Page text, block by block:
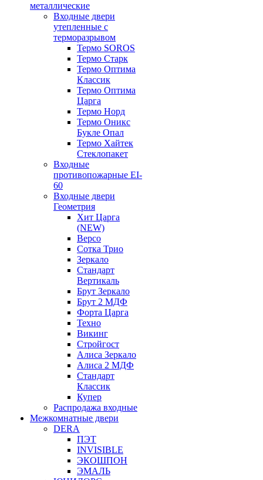
металлические
Входные двери
утепленные с
терморазрывом
Термо SOROS
Термо Старк
Термо Оптима
Классик
Термо Оптима
Царга
Термо Норд
Термо Оникс
Букле Опал
Термо Хайтек
Стеклопакет
Входные
противопожарные EI-
60
Входные двери
Геометрия
Хит Царга
(NEW)
Версо
Сотка Трио
Зеркало
Стандарт
Вертикаль
Брут Зеркало
Брут 2 МДФ
Форта Царга
Техно
Викинг
Стройгост
Алиса Зеркало
Алиса 2 МДФ
Стандарт
Классик
Купер
Распродажа входные
Межкомнатные двери
DERA
ПЭТ
INVISIBLE
ЭКОШПОН
ЭМАЛЬ